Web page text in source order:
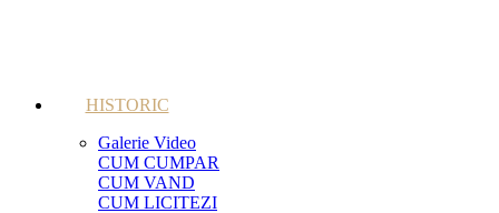
HISTORIC
Galerie Video
CUM CUMPAR
CUM VAND
CUM LICITEZI